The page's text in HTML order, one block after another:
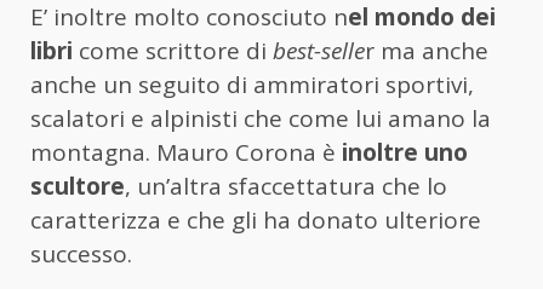
E’ inoltre molto conosciuto nel mondo dei
libri come scrittore di best-seller ma anche
anche un seguito di ammiratori sportivi,
scalatori e alpinisti che come lui amano la
montagna. Mauro Corona è inoltre uno
scultore, un’altra sfaccettatura che lo
caratterizza e che gli ha donato ulteriore
successo.